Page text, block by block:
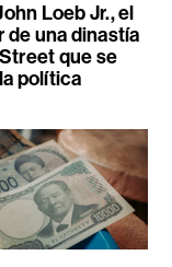
Loeb Jr., el
de una dinastía
que se
política